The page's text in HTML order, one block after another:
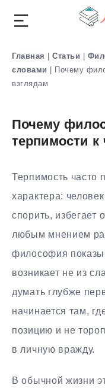
Главная | Статьи |
словами | Почему
взглядам
Почему
терпимости
Терпимость часто
характера:
спорить, избегает
любым мнением
философия
возникает не из
думать глубже
начинается там,
позицию и не
в личную вражду.
В обычной жизни